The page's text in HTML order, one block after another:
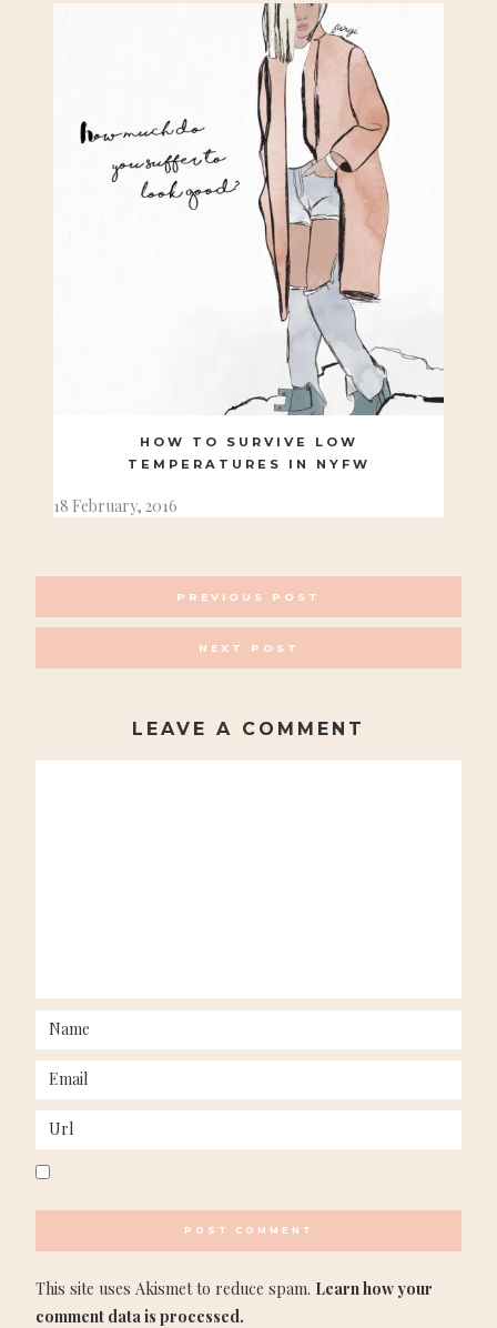
HOW TO SURVIVE LOW
TEMPERATURES IN NYFW
18 February, 2016
NAVIGATION
PREVIOUS POST
NEXT POST
LEAVE A COMMENT
This site uses Akismet to reduce spam. Learn how your
comment data is processed.